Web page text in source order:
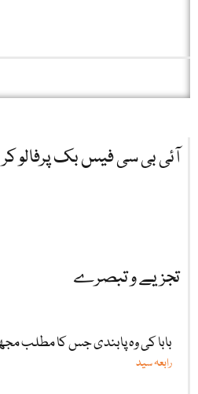
آئی بی سی فیس بک پرفالو
تجزیے و تبصرے
بابا کی وہ پابندی جس کا مطلب
رابعہ سید